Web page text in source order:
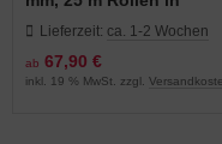
Höhen
Lieferzeit: ca. 1-2 Wochen
ab 67,90 €
inkl. 19 % MwSt. zzgl.